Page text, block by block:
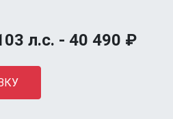
л.с. - 40 490 ₽